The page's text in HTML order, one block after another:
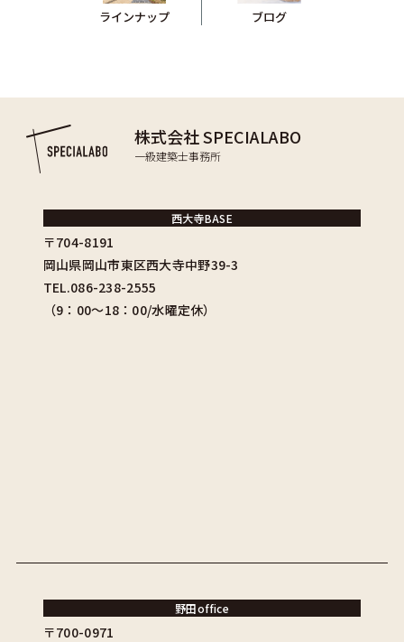
ラインナップ ブログ
株式会社 SPECIALABO
一級建築士事務所
西大寺BASE
〒704-8191
岡山県岡山市東区西大寺中野39-3
TEL.086-238-2555
（9：00〜18：00/水曜定休）
野田office
〒700-0971